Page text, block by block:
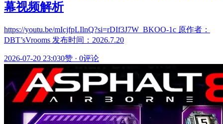
幕视频解析
https://youtu.be/mIcjfpLIlnQ?si=rDIf3J7W_BKOO-1c 原作者：
DBT’sVrooms 发布时间：2026.7.20
2026-07-20 23:030赞 · 0评论